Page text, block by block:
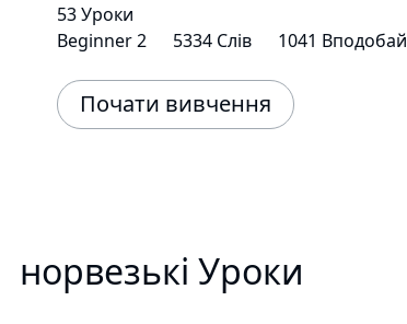
53 Уроки
Beginner 2
5334 Слів 1041
Почати вивчення
норвезькі Уроки